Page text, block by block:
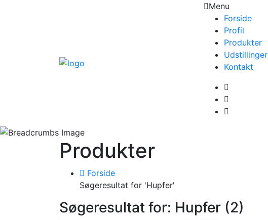
Menu
Forside
Profil
Produkter
Udstillinger
Kontakt
Produkter
Forside
Søgeresultat for 'Hupfer'
Søgeresultat for: Hupfer (2)